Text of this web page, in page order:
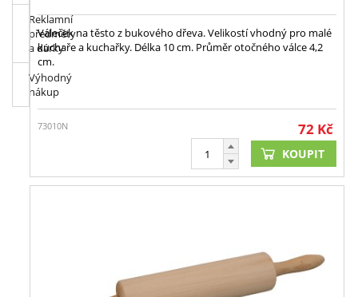
Reklamní
předměty
a dárky
Výhodný
nákup
Váleček na těsto z bukového dřeva. Velikostí vhodný pro malé
kuchaře a kuchařky. Délka 10 cm. Průměr otočného válce 4,2
cm.
73010N 72 Kč
KOUPIT